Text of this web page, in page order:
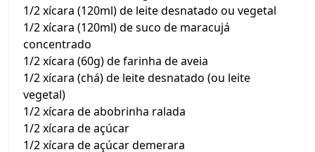
1/2 xícara (120ml) de leite desnatado ou vegetal
1/2 xícara (120ml) de suco de maracujá
concentrado
1/2 xícara (60g) de farinha de aveia
1/2 xícara (chá) de leite desnatado (ou leite
vegetal)
1/2 xícara de abobrinha ralada
1/2 xícara de açúcar
1/2 xícara de açúcar demerara